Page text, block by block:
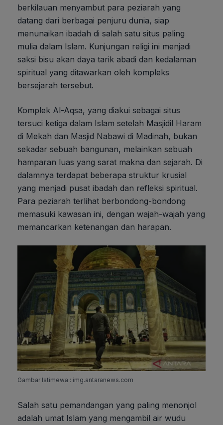
berkilauan menyambut para peziarah yang
datang dari berbagai penjuru dunia, siap
menunaikan ibadah di salah satu situs paling
mulia dalam Islam. Kunjungan religi ini menjadi
saksi bisu akan daya tarik abadi dan kedalaman
spiritual yang ditawarkan oleh kompleks
bersejarah tersebut.
Komplek Al-Aqsa, yang diakui sebagai situs
tersuci ketiga dalam Islam setelah Masjidil Haram
di Mekah dan Masjid Nabawi di Madinah, bukan
sekadar sebuah bangunan, melainkan sebuah
hamparan luas yang sarat makna dan sejarah. Di
dalamnya terdapat beberapa struktur krusial
yang menjadi pusat ibadah dan refleksi spiritual.
Para peziarah terlihat berbondong-bondong
memasuki kawasan ini, dengan wajah-wajah yang
memancarkan ketenangan dan harapan.
Gambar Istimewa : img.antaranews.com
Salah satu pemandangan yang paling menonjol
adalah umat Islam yang mengambil air wudu